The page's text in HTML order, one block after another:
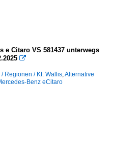
e Citaro VS 581437 unterwegs

Regionen / Kt. Wallis,Alternative
Benz eCitaro